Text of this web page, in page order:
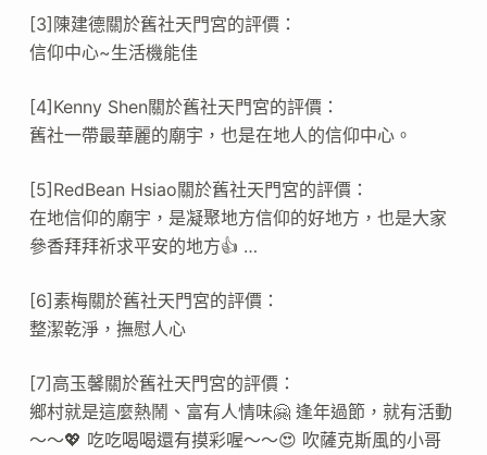
[3]陳建德關於舊社天門宮的評價：
信仰中心~生活機能佳
[4]Kenny Shen關於舊社天門宮的評價：
舊社一帶最華麗的廟宇，也是在地人的信仰中心。
[5]RedBean Hsiao關於舊社天門宮的評價：
在地信仰的廟宇，是凝聚地方信仰的好地方，也是大家
參香拜拜祈求平安的地方👍 …
[6]素梅關於舊社天門宮的評價：
整潔乾淨，撫慰人心
[7]高玉馨關於舊社天門宮的評價：
鄉村就是這麼熱鬧、富有人情味🤗 逢年過節，就有活動
～～💖 吃吃喝喝還有摸彩喔～～😍 吹薩克斯風的小哥